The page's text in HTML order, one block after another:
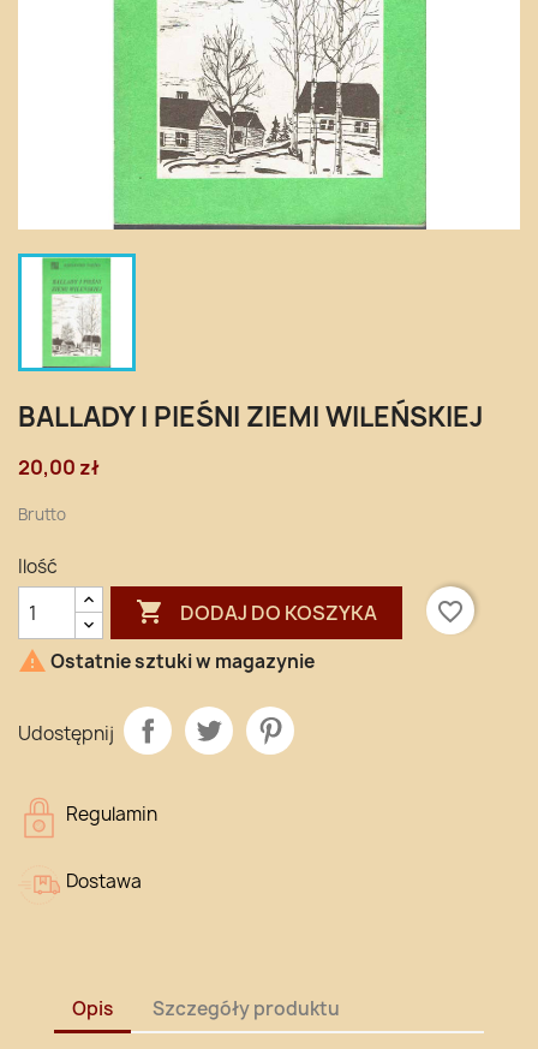
BALLADY I PIEŚNI ZIEMI WILEŃSKIEJ
20,00 zł
Brutto
Ilość
 DODAJ DO KOSZYKA
favorite_border
 Ostatnie sztuki w magazynie
Udostępnij
Regulamin
Dostawa
Opis Szczegóły produktu